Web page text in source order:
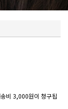
비 3,000원이 청구됩